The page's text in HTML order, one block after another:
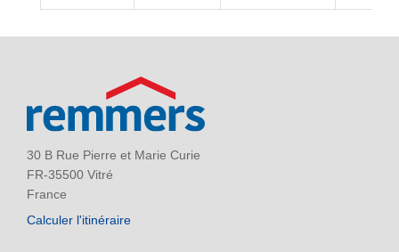
30 B Rue Pierre et Marie Curie
FR-35500 Vitré
France
Calculer l'itinéraire